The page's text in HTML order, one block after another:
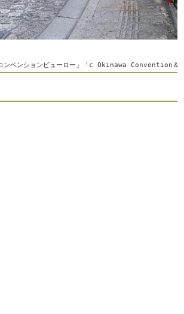
ンベンションビューロー」「c Okinawa